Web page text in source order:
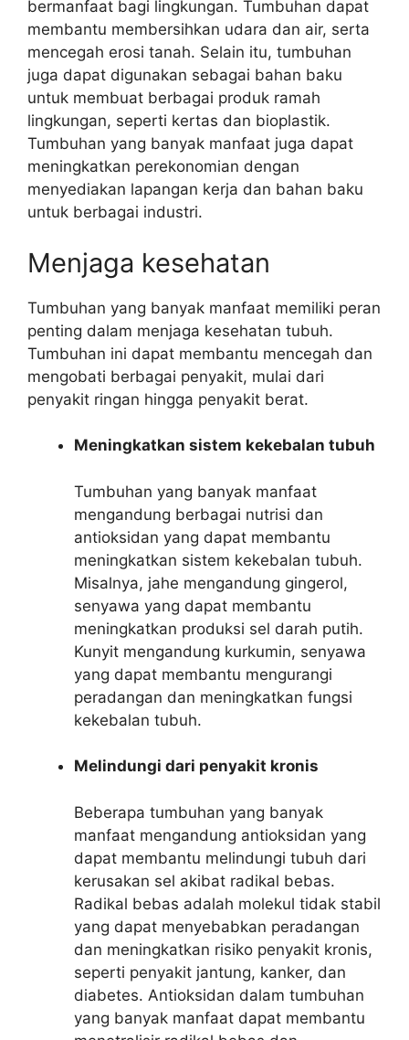
bermanfaat bagi lingkungan. Tumbuhan dapat
membantu membersihkan udara dan air, serta
mencegah erosi tanah. Selain itu, tumbuhan
juga dapat digunakan sebagai bahan baku
untuk membuat berbagai produk ramah
lingkungan, seperti kertas dan bioplastik.
Tumbuhan yang banyak manfaat juga dapat
meningkatkan perekonomian dengan
menyediakan lapangan kerja dan bahan baku
untuk berbagai industri.
Menjaga kesehatan
Tumbuhan yang banyak manfaat memiliki peran
penting dalam menjaga kesehatan tubuh.
Tumbuhan ini dapat membantu mencegah dan
mengobati berbagai penyakit, mulai dari
penyakit ringan hingga penyakit berat.
Meningkatkan sistem kekebalan tubuh
Tumbuhan yang banyak manfaat
mengandung berbagai nutrisi dan
antioksidan yang dapat membantu
meningkatkan sistem kekebalan tubuh.
Misalnya, jahe mengandung gingerol,
senyawa yang dapat membantu
meningkatkan produksi sel darah putih.
Kunyit mengandung kurkumin, senyawa
yang dapat membantu mengurangi
peradangan dan meningkatkan fungsi
kekebalan tubuh.
Melindungi dari penyakit kronis
Beberapa tumbuhan yang banyak
manfaat mengandung antioksidan yang
dapat membantu melindungi tubuh dari
kerusakan sel akibat radikal bebas.
Radikal bebas adalah molekul tidak stabil
yang dapat menyebabkan peradangan
dan meningkatkan risiko penyakit kronis,
seperti penyakit jantung, kanker, dan
diabetes. Antioksidan dalam tumbuhan
yang banyak manfaat dapat membantu